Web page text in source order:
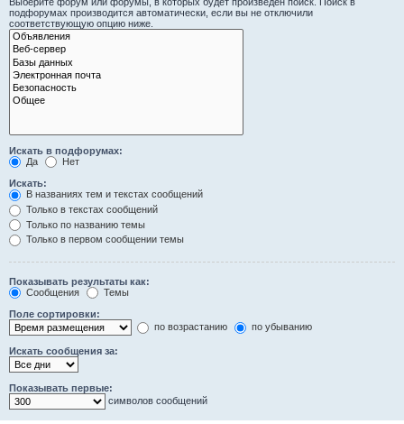
подфорумах производится автоматически, если вы не отключили
соответствующую опцию ниже.
Искать в подфорумах:
Да
Нет
Искать:
В названиях тем и текстах сообщений
Только в текстах сообщений
Только по названию темы
Только в первом сообщении темы
Показывать результаты как:
Сообщения
Темы
Поле сортировки:
по возрастанию
по убыванию
Искать сообщения за:
Показывать первые:
символов сообщений